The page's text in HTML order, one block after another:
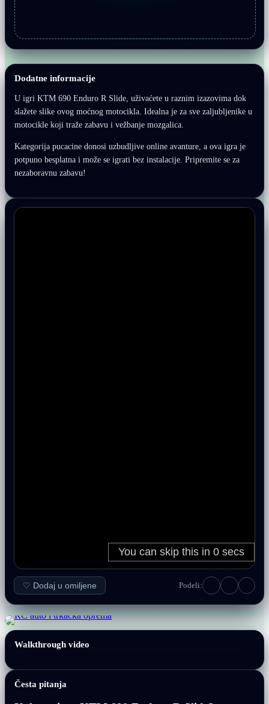
Dodatne informacije
U igri KTM 690 Enduro R Slide, uživaćete u raznim izazovima dok
slažete slike ovog moćnog motocikla. Idealna je za sve zaljubljenike u
motocikle koji traže zabavu i vežbanje mozgalica.
Kategorija pucacine donosi uzbudljive online avanture, a ova igra je
potpuno besplatna i može se igrati bez instalacije. Pripremite se za
nezaboravnu zabavu!
♡ Dodaj u omiljene Podeli:
Walkthrough video
Česta pitanja